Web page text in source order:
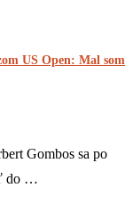
US Open: Mal som
Gombos sa po
do …